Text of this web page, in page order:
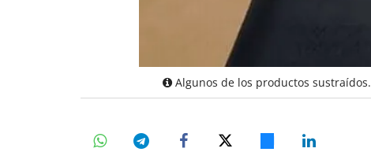
Algunos de los productos sustraídos.